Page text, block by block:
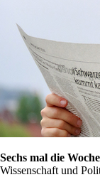
Sechs mal die
Wissenschaft und